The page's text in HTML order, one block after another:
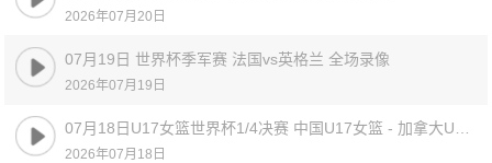
2026年07月20日
07月19日 世界杯季军赛 法国vs英格兰 全场录像
2026年07月19日
2026年07月18日